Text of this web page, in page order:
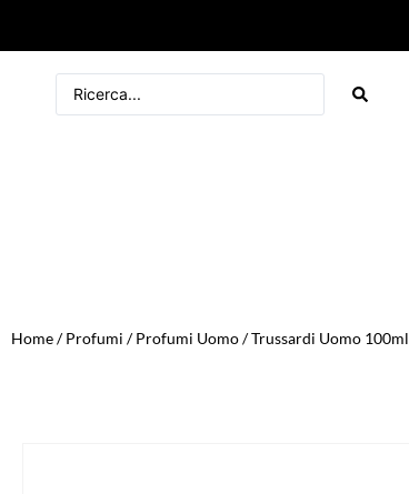
Home/Profumi /Profumi Uomo/ Trussardi Uomo 100ml